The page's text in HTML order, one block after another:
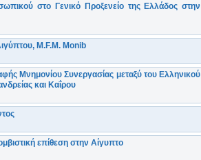
στο Γενικό Προξενείο της Ελλάδος στην
M.F.M. Monib
Μνημονίου Συνεργασίας μεταξύ του Ελληνικού
και Καΐρου
επίθεση στην Αίγυπτο